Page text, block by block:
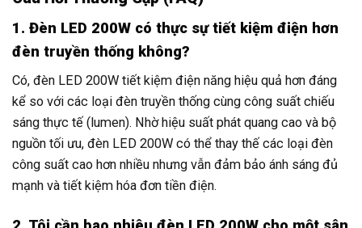
1. Đèn LED 200W có thực sự tiết kiệm điện hơn
đèn truyền thống không?
Có, đèn LED 200W tiết kiệm điện năng hiệu quả hơn đáng
kể so với các loại đèn truyền thống cùng công suất chiếu
sáng thực tế (lumen). Nhờ hiệu suất phát quang cao và bộ
nguồn tối ưu, đèn LED 200W có thể thay thế các loại đèn
công suất cao hơn nhiều nhưng vẫn đảm bảo ánh sáng đủ
mạnh và tiết kiệm hóa đơn tiền điện.